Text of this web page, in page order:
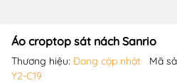
Áo croptop sát nách Sanrio
Thương hiệu: Đang cập nhật Mã
Y2-C19